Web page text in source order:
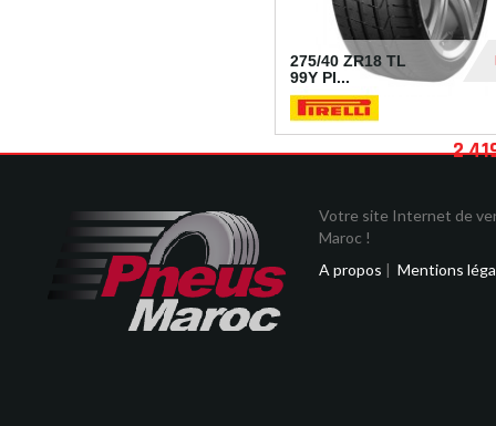
275/40 ZR18 TL
99Y PI...
2
Votre site Internet de
Maroc !
A propos | Mentions